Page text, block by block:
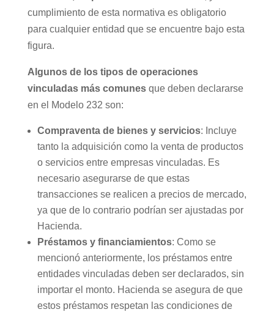
cumplimiento de esta normativa es obligatorio
para cualquier entidad que se encuentre bajo esta
figura.
Algunos de los tipos de operaciones
vinculadas más comunesque deben declararse
en el Modelo 232 son:
Compraventa de bienes y servicios: Incluye
tanto la adquisición como la venta de productos
o servicios entre empresas vinculadas. Es
necesario asegurarse de que estas
transacciones se realicen a precios de mercado,
ya que de lo contrario podrían ser ajustadas por
Hacienda.
Préstamos y financiamientos: Como se
mencionó anteriormente, los préstamos entre
entidades vinculadas deben ser declarados, sin
importar el monto. Hacienda se asegura de que
estos préstamos respetan las condiciones de